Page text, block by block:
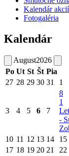
Kalendár akcií
Fotogaléria
Kalendár
August2026
Po Ut St Št Pia
27 28 29 30 31 1
3 4 5 6 7
8
1
-
10 11 12 13 14 15
17 18 19 20 21 22